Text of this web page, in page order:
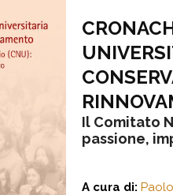
Il Comitato
passione,
A cura di: